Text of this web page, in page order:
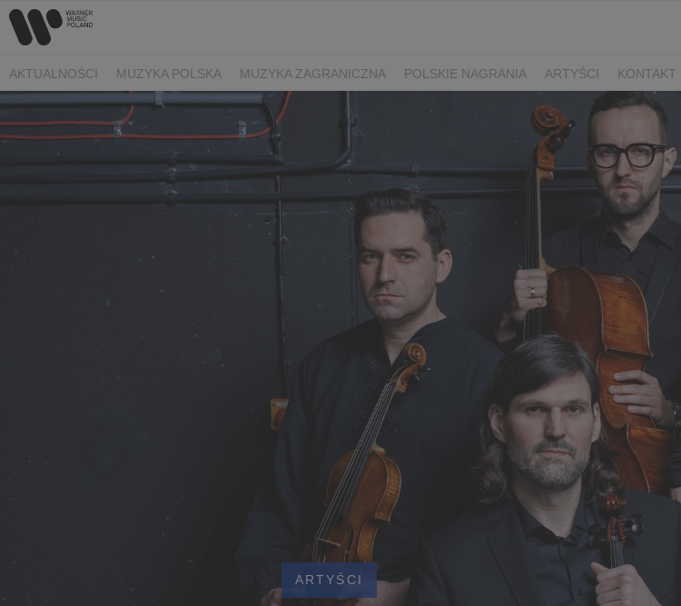
AKTUALNOŚCI MUZYKA POLSKA MUZYKA ZAGRANICZNA POLSKIE NAGRANIA ARTYŚCI KONTAKT
ARTYŚCI